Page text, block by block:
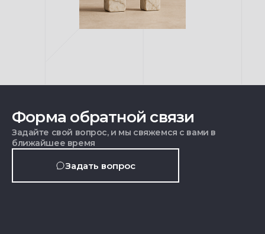
Форма обратной связи
Задайте свой вопрос, и мы свяжемся с вами в
ближайшее время
Задать вопрос